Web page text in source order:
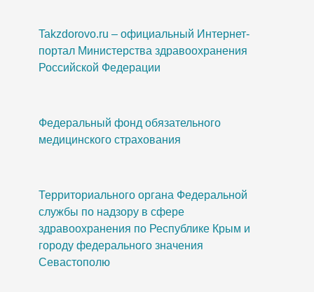
Takzdorovo.ru – официальный Интернет-
портал Министерства здравоохранения
Российской Федерации
Федеральный фонд обязательного
медицинского страхования
Территориального органа Федеральной
службы по надзору в сфере
здравоохранения по Республике Крым и
городу федерального значения
Севастополю